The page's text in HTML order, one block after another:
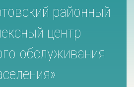
районный
центр
обслуживания